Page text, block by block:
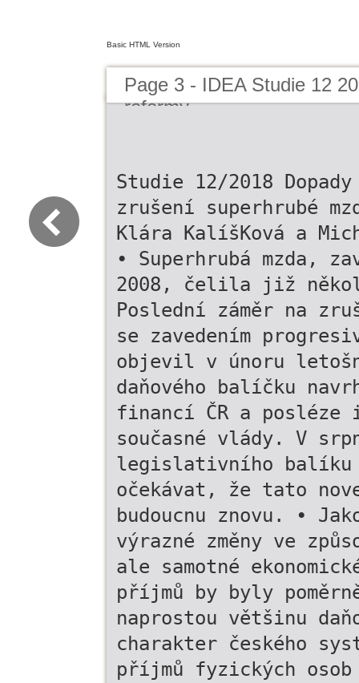
Basic HTML Version
Page 3 - IDEA Studie 12
reformy
Studie 12/2018 Dopady
zrušení superhrubé
Klára KalíšKová a
• Superhrubá mzda,
2008, čelila již
Poslední záměr na
se zavedením
objevil v únoru
daňového balíčku
financí ČR a posléze
současné vlády. V
legislativního balíku
očekávat, že tato
budoucnu znovu. •
výrazné změny ve
ale samotné
příjmů by byly
naprostou většinu
charakter českého
příjmů fyzických osob